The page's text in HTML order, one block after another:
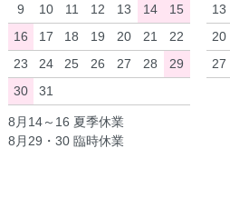
9
10 11 12 13 14
15
16
17 18 19 20 21
22
23
24 25 26 27 28
29
30
31
13
20
27
8月14～16 夏季休業
8月29・30 臨時休業